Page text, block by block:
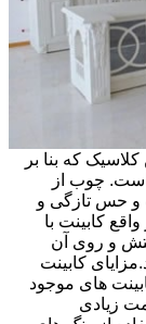
که بنا بر
چوب از
و حس تازگی و
کابینت با
و روی آن
کابینت
های موجود
زیادی